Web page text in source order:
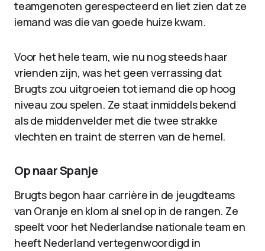
teamgenoten gerespecteerd en liet zien dat ze
iemand was die van goede huize kwam.
Voor het hele team, wie nu nog steeds haar
vrienden zijn, was het geen verrassing dat
Brugts zou uitgroeien tot iemand die op hoog
niveau zou spelen. Ze staat inmiddels bekend
als de middenvelder met die twee strakke
vlechten en traint de sterren van de hemel.
Op naar Spanje
Brugts begon haar carrière in de jeugdteams
van Oranje en klom al snel op in de rangen. Ze
speelt voor het Nederlandse nationale team en
heeft Nederland vertegenwoordigd in